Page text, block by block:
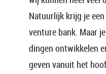
Natuurlijk krijg je
venture bank. Maar
dingen ontwikkelen
geven vanuit het